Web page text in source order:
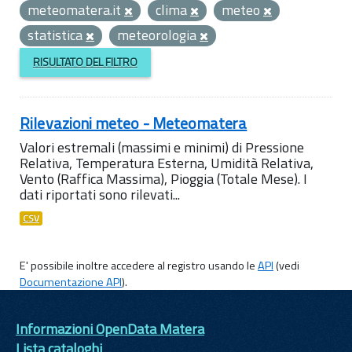
meteomatera.it
clima
meteo
statistica
meteorologia
RISULTATO DEL FILTRO
Rilevazioni meteo - Meteomatera
Valori estremali (massimi e minimi) di Pressione
Relativa, Temperatura Esterna, Umidità Relativa,
Vento (Raffica Massima), Pioggia (Totale Mese). I
dati riportati sono rilevati...
CSV
E' possibile inoltre accedere al registro usando leAPI(vedi
Documentazione API).
Informazioni OpenData Matera